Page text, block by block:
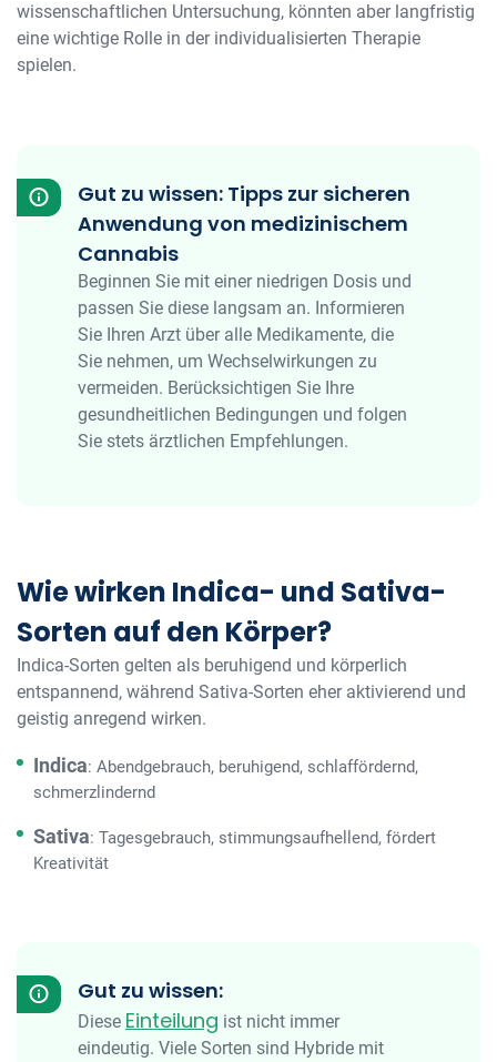
wissenschaftlichen Untersuchung, könnten aber langfristig
eine wichtige Rolle in der individualisierten Therapie
spielen.
Gut zu wissen: Tipps zur sicheren
Anwendung von medizinischem
Cannabis
Beginnen Sie mit einer niedrigen Dosis und
passen Sie diese langsam an. Informieren
Sie Ihren Arzt über alle Medikamente, die
Sie nehmen, um Wechselwirkungen zu
vermeiden. Berücksichtigen Sie Ihre
gesundheitlichen Bedingungen und folgen
Sie stets ärztlichen Empfehlungen.
Wie wirken Indica- und Sativa-
Sorten auf den Körper?
Indica-Sorten gelten als beruhigend und körperlich
entspannend, während Sativa-Sorten eher aktivierend und
geistig anregend wirken.
Indica: Abendgebrauch, beruhigend, schlaffördernd,
schmerzlindernd
Sativa: Tagesgebrauch, stimmungsaufhellend, fördert
Kreativität
Gut zu wissen:
Diese Einteilung ist nicht immer
eindeutig. Viele Sorten sind Hybride mit